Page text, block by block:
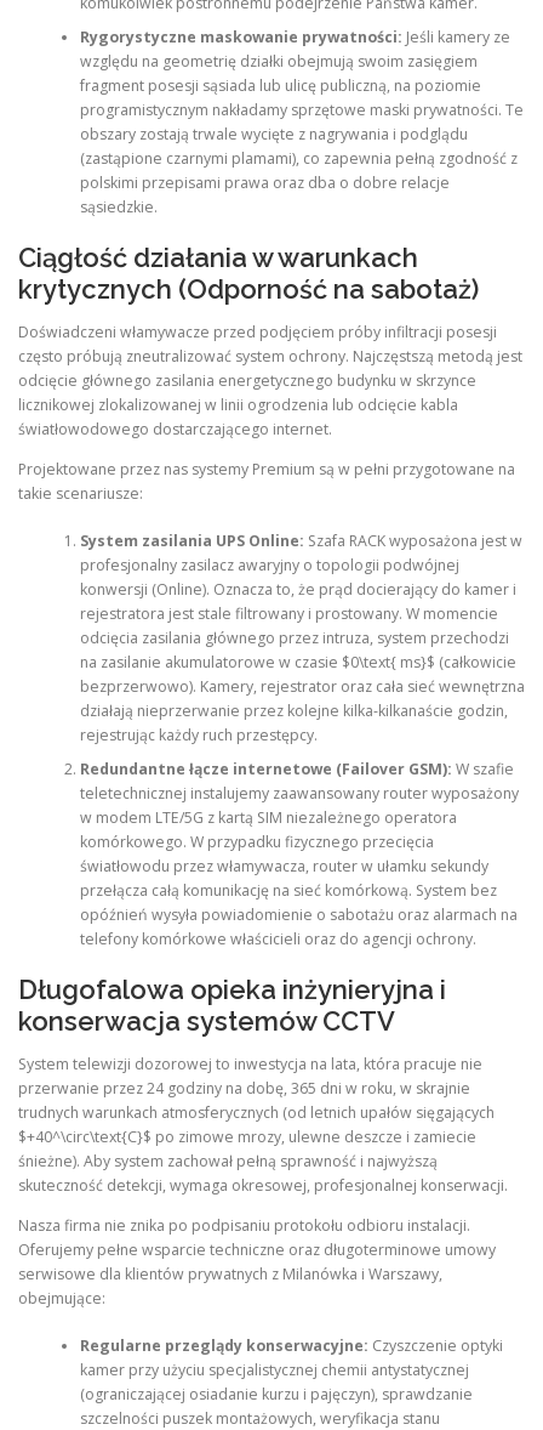
Rygorystyczne maskowanie prywatności: Jeśli kamery ze
względu na geometrię działki obejmują swoim zasięgiem
fragment posesji sąsiada lub ulicę publiczną, na poziomie
programistycznym nakładamy sprzętowe maski prywatności. Te
obszary zostają trwale wycięte z nagrywania i podglądu
(zastąpione czarnymi plamami), co zapewnia pełną zgodność z
polskimi przepisami prawa oraz dba o dobre relacje
sąsiedzkie.
Ciągłość działania w warunkach
krytycznych (Odporność na sabotaż)
Doświadczeni włamywacze przed podjęciem próby infiltracji posesji
często próbują zneutralizować system ochrony. Najczęstszą metodą jest
odcięcie głównego zasilania energetycznego budynku w skrzynce
licznikowej zlokalizowanej w linii ogrodzenia lub odcięcie kabla
światłowodowego dostarczającego internet.
Projektowane przez nas systemy Premium są w pełni przygotowane na
takie scenariusze:
System zasilania UPS Online: Szafa RACK wyposażona jest w
profesjonalny zasilacz awaryjny o topologii podwójnej
konwersji (Online). Oznacza to, że prąd docierający do kamer i
rejestratora jest stale filtrowany i prostowany. W momencie
odcięcia zasilania głównego przez intruza, system przechodzi
na zasilanie akumulatorowe w czasie $0\text{ ms}$ (całkowicie
bezprzerwowo). Kamery, rejestrator oraz cała sieć wewnętrzna
działają nieprzerwanie przez kolejne kilka-kilkanaście godzin,
rejestrując każdy ruch przestępcy.
Redundantne łącze internetowe (Failover GSM): W szafie
teletechnicznej instalujemy zaawansowany router wyposażony
w modem LTE/5G z kartą SIM niezależnego operatora
komórkowego. W przypadku fizycznego przecięcia
światłowodu przez włamywacza, router w ułamku sekundy
przełącza całą komunikację na sieć komórkową. System bez
opóźnień wysyła powiadomienie o sabotażu oraz alarmach na
telefony komórkowe właścicieli oraz do agencji ochrony.
Długofalowa opieka inżynieryjna i
konserwacja systemów CCTV
System telewizji dozorowej to inwestycja na lata, która pracuje nie
przerwanie przez 24 godziny na dobę, 365 dni w roku, w skrajnie
trudnych warunkach atmosferycznych (od letnich upałów sięgających
$+40^\circ\text{C}$ po zimowe mrozy, ulewne deszcze i zamiecie
śnieżne). Aby system zachował pełną sprawność i najwyższą
skuteczność detekcji, wymaga okresowej, profesjonalnej konserwacji.
Nasza firma nie znika po podpisaniu protokołu odbioru instalacji.
Oferujemy pełne wsparcie techniczne oraz długoterminowe umowy
serwisowe dla klientów prywatnych z Milanówka i Warszawy,
obejmujące:
Regularne przeglądy konserwacyjne: Czyszczenie optyki
kamer przy użyciu specjalistycznej chemii antystatycznej
(ograniczającej osiadanie kurzu i pajęczyn), sprawdzanie
szczelności puszek montażowych, weryfikacja stanu